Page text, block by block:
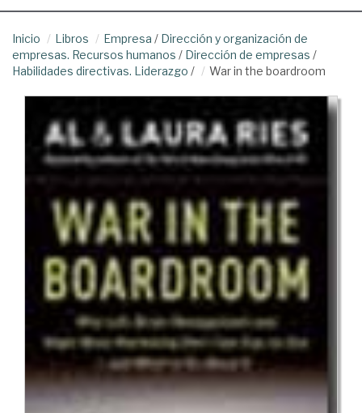
Inicio Libros Empresa / Dirección y organización de
empresas. Recursos humanos / Dirección de empresas /
Habilidades directivas. Liderazgo / War in the boardroom